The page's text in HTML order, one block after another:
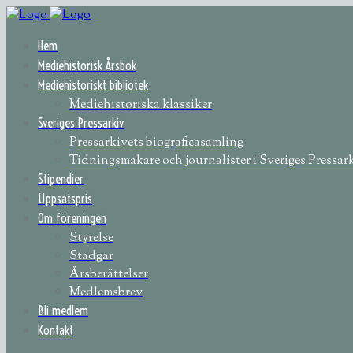
Hem
Mediehistorisk Årsbok
Mediehistoriskt bibliotek
Mediehistoriska klassiker
Sveriges Pressarkiv
Pressarkivets biograficasamling
Tidningsmakare och journalister i Sveriges
Stipendier
Uppsatspris
Om föreningen
Styrelse
Stadgar
Årsberättelser
Medlemsbrev
Bli medlem
Kontakt